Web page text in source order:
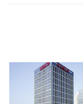
从监控主机上获取
只能接6台，超过